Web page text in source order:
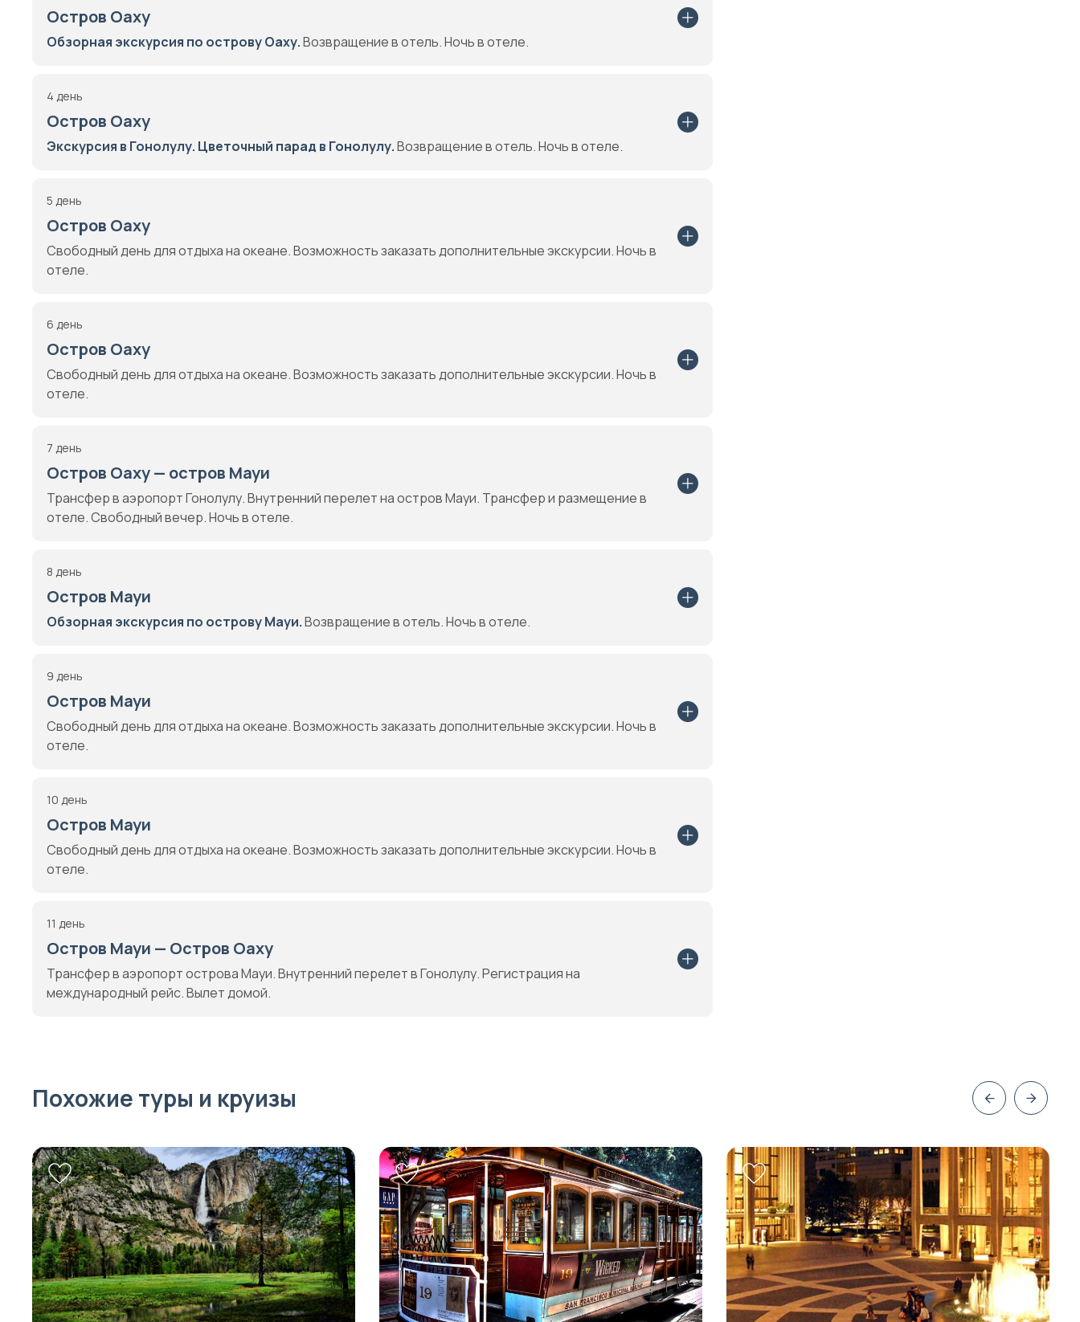
Остров Оаху
Обзорная экскурсия по острову Оаху.Возвращение в отель. Ночь в отеле.
4 день
Остров Оаху
Экскурсия в Гонолулу. Цветочный парад в Гонолулу.Возвращение в отель. Ночь в отеле.
5 день
Остров Оаху
Свободный день для отдыха на океане. Возможность заказать дополнительные экскурсии. Ночь в
отеле.
6 день
Остров Оаху
Свободный день для отдыха на океане. Возможность заказать дополнительные экскурсии. Ночь в
отеле.
7 день
Остров Оаху — остров Мауи
Трансфер в аэропорт Гонолулу. Внутренний перелет на остров Мауи. Трансфер и размещение в
отеле. Свободный вечер. Ночь в отеле.
8 день
Остров Мауи
Обзорная экскурсия по острову Мауи.Возвращение в отель. Ночь в отеле.
9 день
Остров Мауи
Свободный день для отдыха на океане. Возможность заказать дополнительные экскурсии. Ночь в
отеле.
10 день
Остров Мауи
Свободный день для отдыха на океане. Возможность заказать дополнительные экскурсии. Ночь в
отеле.
11 день
Остров Мауи — Остров Оаху
Трансфер в аэропорт острова Мауи. Внутренний перелет в Гонолулу. Регистрация на
международный рейс. Вылет домой.
Похожие туры и круизы